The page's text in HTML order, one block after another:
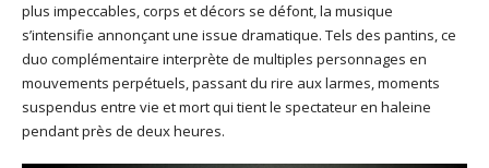
plus impeccables, corps et décors se défont, la musique
s’intensifie annonçant une issue dramatique. Tels des pantins, ce
duo complémentaire interprète de multiples personnages en
mouvements perpétuels, passant du rire aux larmes, moments
suspendus entre vie et mort qui tient le spectateur en haleine
pendant près de deux heures.